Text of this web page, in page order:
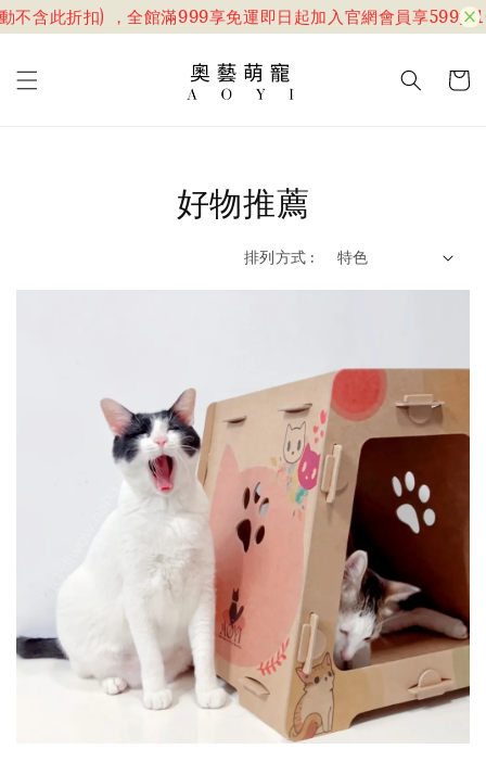
此折扣) ，全館滿999享免運即日起加入官網會員享599折
好物推薦
排列方式 :